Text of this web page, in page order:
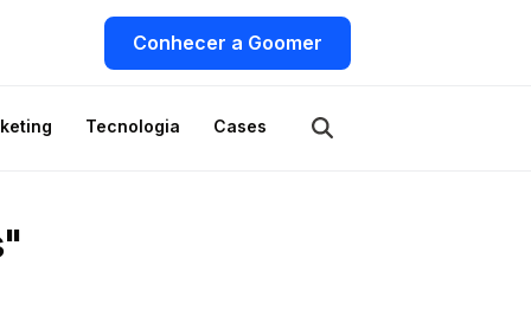
Conhecer a Goomer
Tecnologia Cases